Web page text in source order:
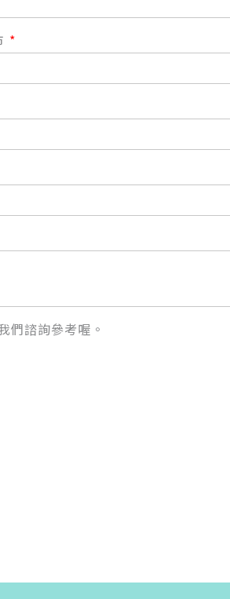
們諮詢參考喔。
幣1200元，於會員入會時繳納；常
度繳納。
人台灣自律神經健康培訓暨發展協會